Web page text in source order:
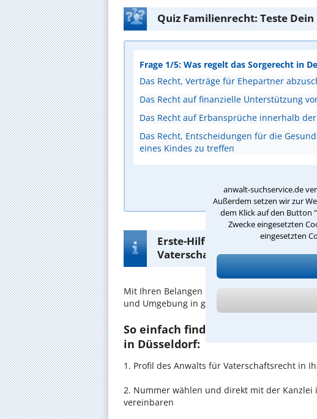
anwalt-suchservice.de
Außerdem setzen wir zur
dem Klick auf den Button
Zwecke eingesetzten
eingesetzten
Quiz Familienrecht: Teste Dein
Frage 1/5: Was regelt das Sorgerecht in
Das Recht, Verträge für Ehepartner
Das Recht auf finanzielle Unterstützung
Das Recht auf Erbansprüche innerhalb
Das Recht, Entscheidungen für die
eines Kindes zu treffen
Antwort
Erste-Hilfe-Infos zur Suche
Vaterschaftsrecht in
Mit Ihren Belangen imVaterschaftsrechtsind
und Umgebung in guten Händen.
So einfach finden Sie den
in Düsseldorf:
1. Profil des Anwalts für Vaterschaftsrecht in
2. Nummer wählen und direkt mit der
vereinbaren